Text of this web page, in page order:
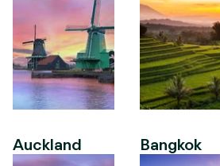
Auckland Bangkok